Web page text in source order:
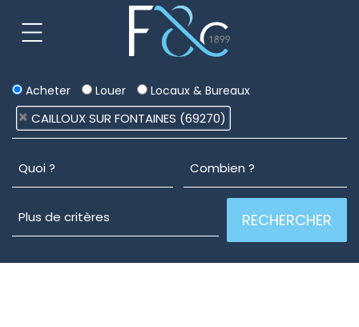
Acheter Louer Locaux & Bureaux
CAILLOUX SUR FONTAINES (69270)